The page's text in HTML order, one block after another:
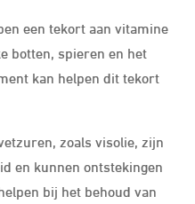
een tekort aan vitamine
botten, spieren en het
kan helpen dit tekort
zoals visolie, zijn
en kunnen ontstekingen
bij het behoud van